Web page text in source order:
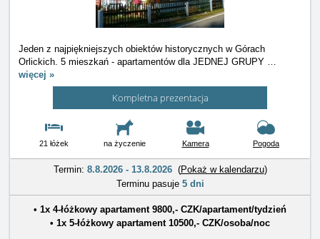
Jeden z najpiękniejszych obiektów historycznych w Górach
Orlickich. 5 mieszkań - apartamentów dla JEDNEJ GRUPY …
więcej »
Kompletna prezentacja
21 łóżek na życzenie Kamera Pogoda
Termin: 8.8.2026 - 13.8.2026 (Pokaż w kalendarzu)
Terminu pasuje 5 dni
• 1x 4-łóżkowy apartament 9800,- CZK/apartament/tydzień
• 1x 5-łóżkowy apartament 10500,- CZK/osoba/noc